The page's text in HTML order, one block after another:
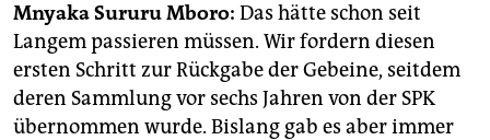
Mnyaka Sururu Mboro: Das hätte schon seit
Langem passieren müssen. Wir fordern diesen
ersten Schritt zur Rückgabe der Gebeine, seitdem
deren Sammlung vor sechs Jahren von der SPK
übernommen wurde. Bislang gab es aber immer